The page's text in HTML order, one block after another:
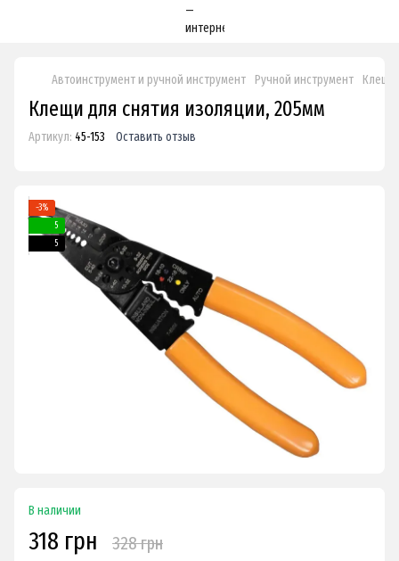
Автоинструмент и ручной инструмент Ручной инструмент Клещи
Клещи для снятия изоляции, 205мм
Артикул: 45-153 Оставить отзыв
−3%
5
5
В наличии
318 грн 328 грн